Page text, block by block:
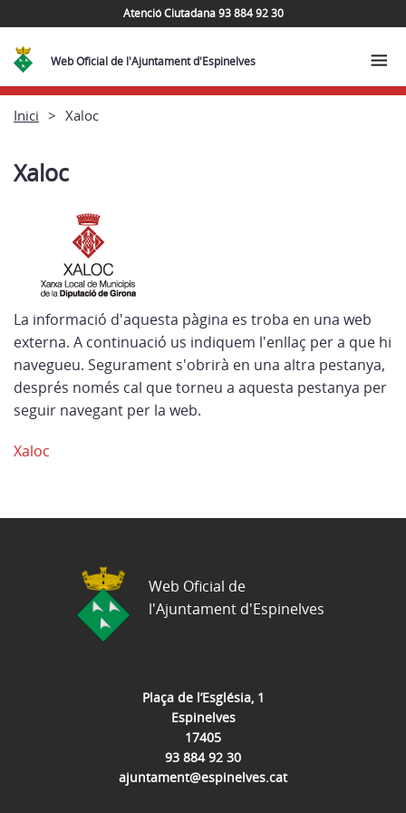
Atenció Ciutadana 93 884 92 30
Web Oficial de l'Ajuntament d'Espinelves
Inici Xaloc
Xaloc
La informació d'aquesta pàgina es troba en una web
externa. A continuació us indiquem l'enllaç per a que hi
navegueu. Segurament s'obrirà en una altra pestanya,
després només cal que torneu a aquesta pestanya per
seguir navegant per la web.
Xaloc
Plaça de l’Església, 1
Espinelves
17405
93 884 92 30
ajuntament@espinelves.cat
Web Oficial de
l'Ajuntament d'Espinelves